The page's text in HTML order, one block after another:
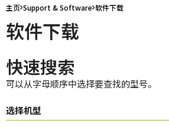
主页 Support & Software 软件下载
软件下载
快速搜索
可以从字母顺序中选择要查找的型号。
选择机型